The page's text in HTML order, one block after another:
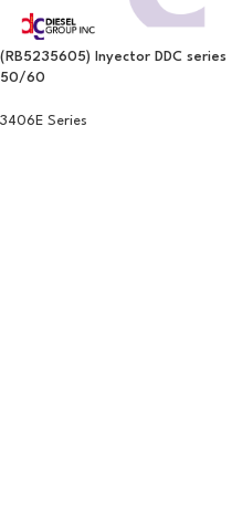
(RB5235605) Inyector DDC series
50/60
3406E Series